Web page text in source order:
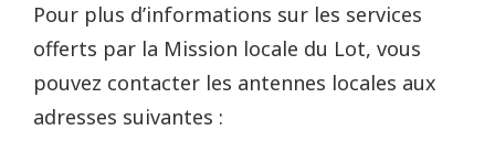
Pour plus d’informations sur les services
offerts par la Mission locale du Lot, vous
pouvez contacter les antennes locales aux
adresses suivantes :